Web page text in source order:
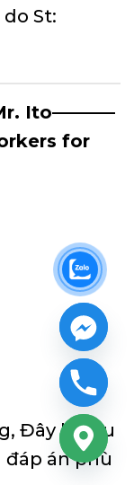
St:
Ito———–
for
Đây là câu
án phù